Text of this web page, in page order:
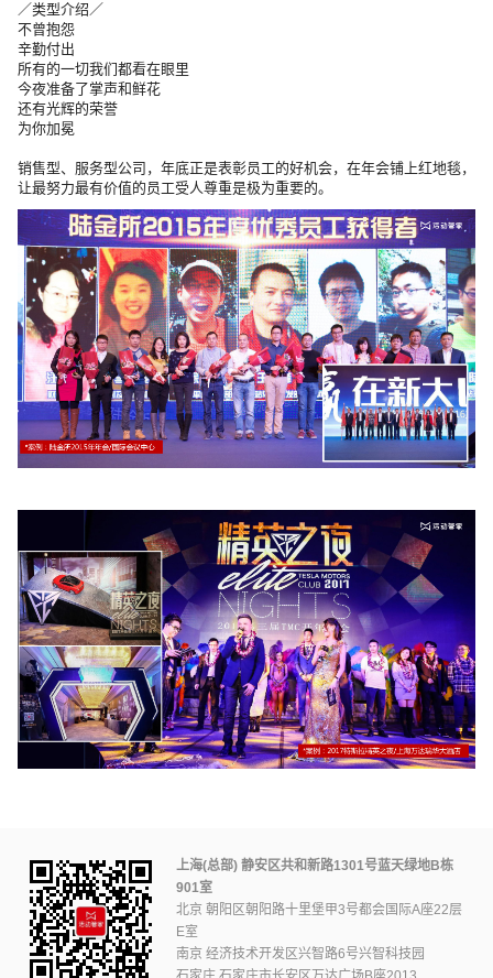
／类型介绍／
不曾抱怨
辛勤付出
所有的一切我们都看在眼里
今夜准备了掌声和鲜花
还有光辉的荣誉
为你加冕
销售型、服务型公司，年底正是表彰员工的好机会，在年会铺上红地毯，
让最努力最有价值的员工受人尊重是极为重要的。
上海(总部) 静安区共和新路1301号蓝天绿地B栋
901室
北京 朝阳区朝阳路十里堡甲3号都会国际A座22层
E室
南京 经济技术开发区兴智路6号兴智科技园